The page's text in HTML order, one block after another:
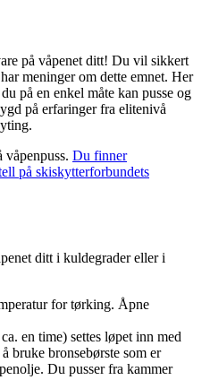
på våpenet ditt! Du vil sikkert
meninger om dette emnet. Her
på en enkel måte kan pusse og
på erfaringer fra elitenivå
Du finner
på skiskytterforbundets
ditt i kuldegrader eller i
for tørking. Åpne
en time) settes løpet inn med
bruke bronsebørste som er
Du pusser fra kammer